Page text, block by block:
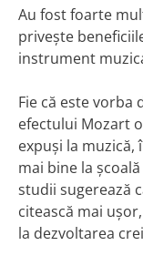
Au fost foarte
privește
instrument
Fie că este
efectului Mozart
expuși la muzică,
mai bine la
studii sugerează
citească mai
la dezvoltarea